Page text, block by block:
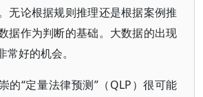
无论根据规则推理还是根据案例推
据作为判断的基础。大数据的出现
好的机会。
的“定量法律预测”（QLP）很可能